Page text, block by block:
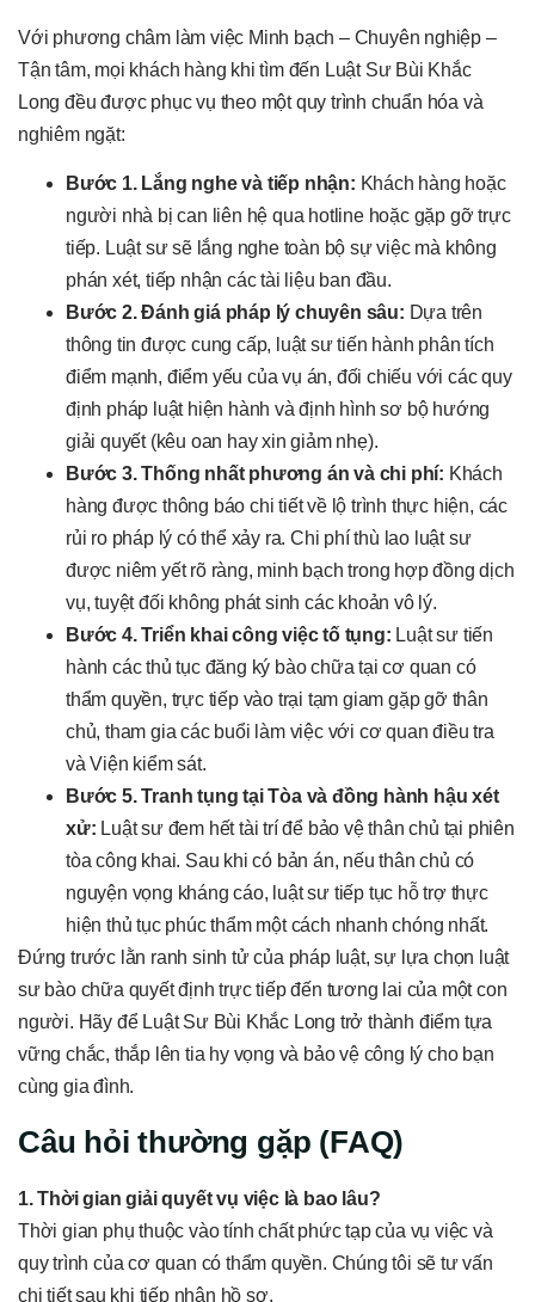
Với phương châm làm việc Minh bạch – Chuyên nghiệp –
Tận tâm, mọi khách hàng khi tìm đến Luật Sư Bùi Khắc
Long đều được phục vụ theo một quy trình chuẩn hóa và
nghiêm ngặt:
Bước 1. Lắng nghe và tiếp nhận: Khách hàng hoặc
người nhà bị can liên hệ qua hotline hoặc gặp gỡ trực
tiếp. Luật sư sẽ lắng nghe toàn bộ sự việc mà không
phán xét, tiếp nhận các tài liệu ban đầu.
Bước 2. Đánh giá pháp lý chuyên sâu: Dựa trên
thông tin được cung cấp, luật sư tiến hành phân tích
điểm mạnh, điểm yếu của vụ án, đối chiếu với các quy
định pháp luật hiện hành và định hình sơ bộ hướng
giải quyết (kêu oan hay xin giảm nhẹ).
Bước 3. Thống nhất phương án và chi phí: Khách
hàng được thông báo chi tiết về lộ trình thực hiện, các
rủi ro pháp lý có thể xảy ra. Chi phí thù lao luật sư
được niêm yết rõ ràng, minh bạch trong hợp đồng dịch
vụ, tuyệt đối không phát sinh các khoản vô lý.
Bước 4. Triển khai công việc tố tụng: Luật sư tiến
hành các thủ tục đăng ký bào chữa tại cơ quan có
thẩm quyền, trực tiếp vào trại tạm giam gặp gỡ thân
chủ, tham gia các buổi làm việc với cơ quan điều tra
và Viện kiểm sát.
Bước 5. Tranh tụng tại Tòa và đồng hành hậu xét
xử: Luật sư đem hết tài trí để bảo vệ thân chủ tại phiên
tòa công khai. Sau khi có bản án, nếu thân chủ có
nguyện vọng kháng cáo, luật sư tiếp tục hỗ trợ thực
hiện thủ tục phúc thẩm một cách nhanh chóng nhất.
Đứng trước lằn ranh sinh tử của pháp luật, sự lựa chọn luật
sư bào chữa quyết định trực tiếp đến tương lai của một con
người. Hãy để Luật Sư Bùi Khắc Long trở thành điểm tựa
vững chắc, thắp lên tia hy vọng và bảo vệ công lý cho bạn
cùng gia đình.
Câu hỏi thường gặp (FAQ)
1. Thời gian giải quyết vụ việc là bao lâu?
Thời gian phụ thuộc vào tính chất phức tạp của vụ việc và
quy trình của cơ quan có thẩm quyền. Chúng tôi sẽ tư vấn
chi tiết sau khi tiếp nhận hồ sơ.